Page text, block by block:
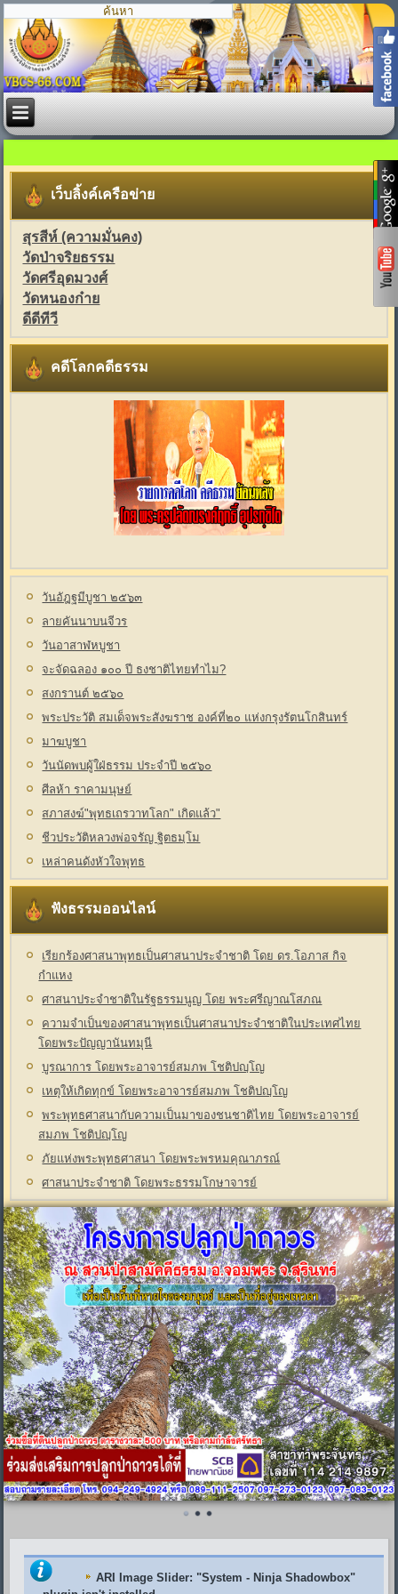
เว็บลิ้งค์เครือข่าย
สุรสีห์ (ความมั่นคง)
วัดป่าจริยธรรม
วัดศรีอุดมวงศ์
วัดหนองก๋าย
ดีดีทีวี
คดีโลกคดีธรรม
วันอัฎฐมีบูชา ๒๕๖๓
ลายคันนาบนจีวร
วันอาสาฬหบูชา
จะจัดฉลอง ๑๐๐ ปี ธงชาติไทยทำไม?
สงกรานต์ ๒๕๖๐
พระประวัติ สมเด็จพระสังฆราช องค์ที่๒๐ แห่งกรุงรัตนโกสินทร์
มาฆบูชา
วันนัดพบผู้ใฝ่ธรรม ประจำปี ๒๕๖๐
ศีลห้า ราคามนุษย์
สภาสงฆ์"พุทธเถรวาทโลก" เกิดแล้ว"
ชีวประวัติหลวงพ่อจรัญ ฐิตธมฺโม
เหล่าคนดังหัวใจพุทธ
ฟังธรรมออนไลน์
เรียกร้องศาสนาพุทธเป็นศาสนาประจำชาติ โดย ดร.โอภาส กิจ
กำแหง
ศาสนาประจำชาติในรัฐธรรมนูญ โดย พระศรีญาณโสภณ
ความจำเป็นของศาสนาพุทธเป็นศาสนาประจำชาติในประเทศไทย
โดยพระปัญญานันทมุนี
บูรณาการ โดยพระอาจารย์สมภพ โชติปญฺโญ
เหตุให้เกิดทุกข์ โดยพระอาจารย์สมภพ โชติปญฺโญ
พระพุทธศาสนากับความเป็นมาของชนชาติไทย โดยพระอาจารย์
สมภพ โชติปญฺโญ
ภัยแห่งพระพุทธศาสนา โดยพระพรหมคุณาภรณ์
ศาสนาประจำชาติ โดยพระธรรมโกษาจารย์
ARI Image Slider: "System - Ninja Shadowbox"